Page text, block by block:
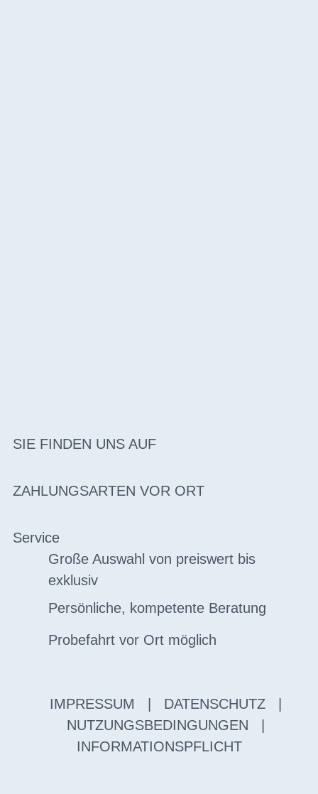
SIE FINDEN UNS AUF
ZAHLUNGSARTEN VOR ORT
Service
Große Auswahl von preiswert bis
exklusiv
Persönliche, kompetente Beratung
Probefahrt vor Ort möglich
IMPRESSUM DATENSCHUTZ
NUTZUNGSBEDINGUNGEN
INFORMATIONSPFLICHT